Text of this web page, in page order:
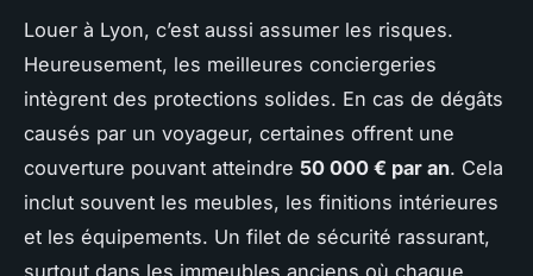
Louer à Lyon, c’est aussi assumer les risques.
Heureusement, les meilleures conciergeries
intègrent des protections solides. En cas de dégâts
causés par un voyageur, certaines offrent une
couverture pouvant atteindre 50 000 € par an. Cela
inclut souvent les meubles, les finitions intérieures
et les équipements. Un filet de sécurité rassurant,
surtout dans les immeubles anciens où chaque